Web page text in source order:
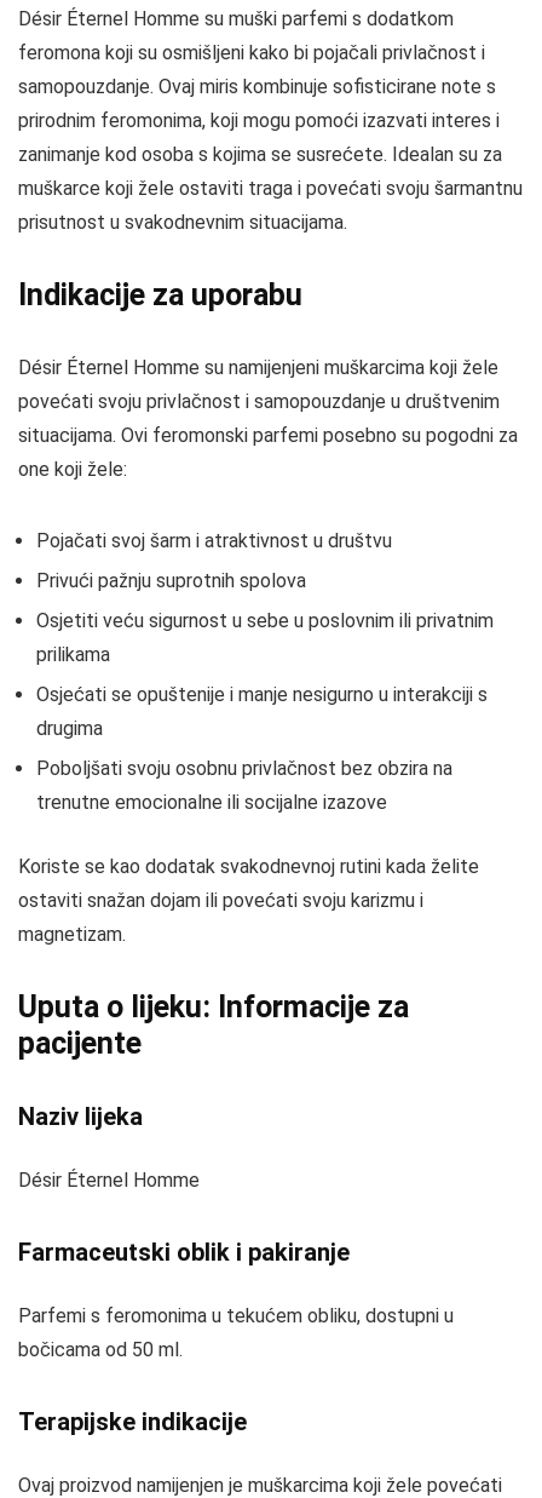
Désir Éternel Homme su muški parfemi s dodatkom
feromona koji su osmišljeni kako bi pojačali privlačnost i
samopouzdanje. Ovaj miris kombinuje sofisticirane note s
prirodnim feromonima, koji mogu pomoći izazvati interes i
zanimanje kod osoba s kojima se susrećete. Idealan su za
muškarce koji žele ostaviti traga i povećati svoju šarmantnu
prisutnost u svakodnevnim situacijama.
Indikacije za uporabu
Désir Éternel Homme su namijenjeni muškarcima koji žele
povećati svoju privlačnost i samopouzdanje u društvenim
situacijama. Ovi feromonski parfemi posebno su pogodni za
one koji žele:
Pojačati svoj šarm i atraktivnost u društvu
Privući pažnju suprotnih spolova
Osjetiti veću sigurnost u sebe u poslovnim ili privatnim
prilikama
Osjećati se opuštenije i manje nesigurno u interakciji s
drugima
Poboljšati svoju osobnu privlačnost bez obzira na
trenutne emocionalne ili socijalne izazove
Koriste se kao dodatak svakodnevnoj rutini kada želite
ostaviti snažan dojam ili povećati svoju karizmu i
magnetizam.
Uputa o lijeku: Informacije za
pacijente
Naziv lijeka
Désir Éternel Homme
Farmaceutski oblik i pakiranje
Parfemi s feromonima u tekućem obliku, dostupni u
bočicama od 50 ml.
Terapijske indikacije
Ovaj proizvod namijenjen je muškarcima koji žele povećati